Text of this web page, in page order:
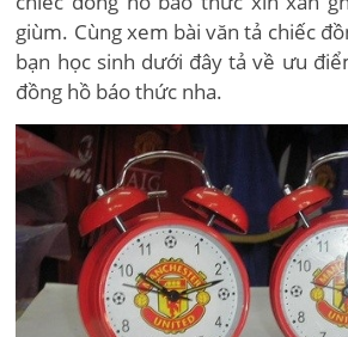
giùm. Cùng xem bài văn tả chiếc
bạn học sinh dưới đây tả về ưu
đồng hồ báo thức nha.